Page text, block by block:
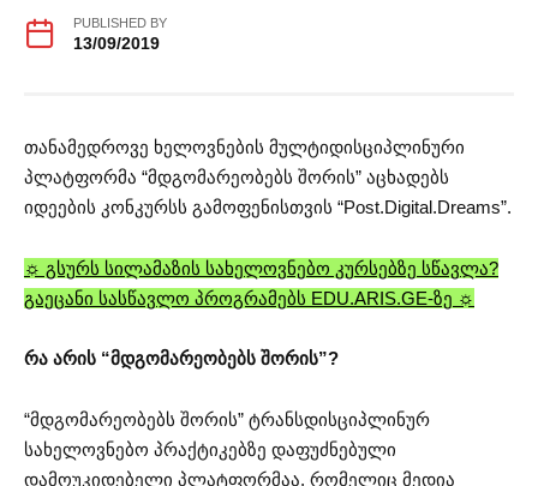
PUBLISHED BY
13/09/2019
თანამედროვე ხელოვნების მულტიდისციპლინური
პლატფორმა “მდგომარეობებს შორის” აცხადებს
იდეების კონკურსს გამოფენისთვის “Post.Digital.Dreams”.
☼ გსურს სილამაზის სახელოვნებო კურსებზე სწავლა?
გაეცანი სასწავლო პროგრამებს EDU.ARIS.GE-ზე ☼
რა არის “მდგომარეობებს შორის”?
“მდგომარეობებს შორის” ტრანსდისციპლინურ
სახელოვნებო პრაქტიკებზე დაფუძნებული
დამოუკიდებელი პლატფორმაა, რომელიც მედია